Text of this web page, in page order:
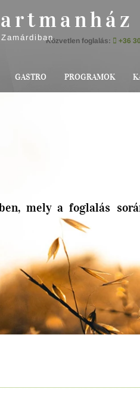
GASTRO PROGRAMOK
Közvetlen foglalás: +36
mely a foglalás